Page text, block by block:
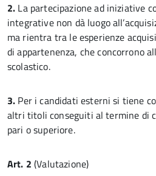
2. La partecipazione ad iniziative
integrative non dà luogo
ma rientra tra le esperienze
di appartenenza, che concorrono
scolastico.
3. Per i candidati esterni si tiene
altri titoli conseguiti al termine di
pari o superiore.
Art. 2(Valutazione)